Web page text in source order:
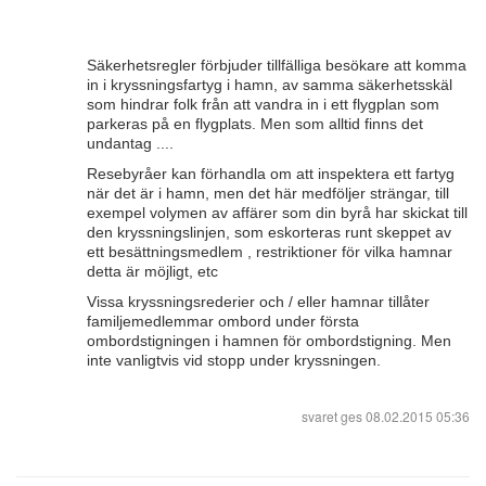
Säkerhetsregler förbjuder tillfälliga besökare att komma
in i kryssningsfartyg i hamn, av samma säkerhetsskäl
som hindrar folk från att vandra in i ett flygplan som
parkeras på en flygplats. Men som alltid finns det
undantag ....
Resebyråer kan förhandla om att inspektera ett fartyg
när det är i hamn, men det här medföljer strängar, till
exempel volymen av affärer som din byrå har skickat till
den kryssningslinjen, som eskorteras runt skeppet av
ett besättningsmedlem , restriktioner för vilka hamnar
detta är möjligt, etc
Vissa kryssningsrederier och / eller hamnar tillåter
familjemedlemmar ombord under första
ombordstigningen i hamnen för ombordstigning. Men
inte vanligtvis vid stopp under kryssningen.
svaret ges08.02.2015 05:36